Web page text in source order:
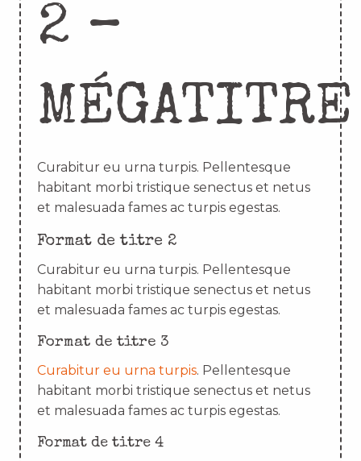
2 –
MÉGATITRE
Curabitur eu urna turpis. Pellentesque
habitant morbi tristique senectus et netus
et malesuada fames ac turpis egestas.
Format de titre 2
Curabitur eu urna turpis. Pellentesque
habitant morbi tristique senectus et netus
et malesuada fames ac turpis egestas.
Format de titre 3
Curabitur eu urna turpis. Pellentesque
habitant morbi tristique senectus et netus
et malesuada fames ac turpis egestas.
Format de titre 4